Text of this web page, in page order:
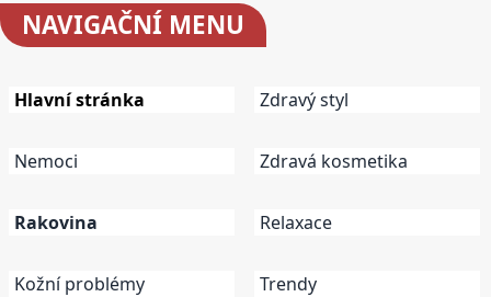
NAVIGAČNÍ MENU
Hlavní stránka
Nemoci
Rakovina
Kožní problémy
Zdravý styl
Zdravá kosmetika
Relaxace
Trendy